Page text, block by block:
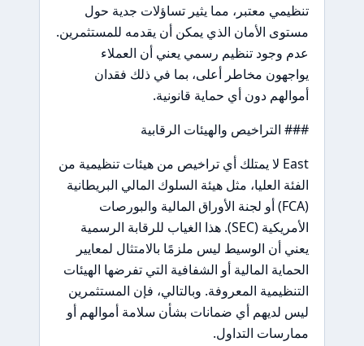
تنظيمي معتبر، مما يثير تساؤلات جدية حول
مستوى الأمان الذي يمكن أن يقدمه للمستثمرين.
عدم وجود تنظيم رسمي يعني أن العملاء
يواجهون مخاطر أعلى، بما في ذلك فقدان
أموالهم دون أي حماية قانونية.
### التراخيص والهيئات الرقابية
East لا يمتلك أي تراخيص من هيئات تنظيمية من
الفئة العليا، مثل هيئة السلوك المالي البريطانية
(FCA) أو لجنة الأوراق المالية والبورصات
الأمريكية (SEC). هذا الغياب للرقابة الرسمية
يعني أن الوسيط ليس ملزمًا بالامتثال لمعايير
الحماية المالية أو الشفافية التي تفرضها الهيئات
التنظيمية المعروفة. وبالتالي، فإن المستثمرين
ليس لديهم أي ضمانات بشأن سلامة أموالهم أو
ممارسات التداول.